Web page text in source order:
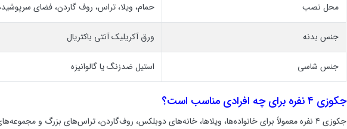
محل نصب حمام، ویلا، تراس، روف گاردن، فضای
جنس بدنه ورق آکریلیک آنتی باکتریال
جنس شاسی استیل ضدزنگ یا گالوانیزه
جکوزی ۴ نفره برای چه افرادی مناسب است؟
جکوزی ۴ نفره معمولاً برای خانواده‌ها، ویلاها، خانه‌های دوبلکس، روف‌گاردن، تراس‌های بزرگ و